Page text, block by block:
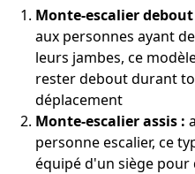
Monte-escalier debout
aux personnes ayant
leurs jambes, ce
rester debout durant
déplacement
Monte-escalier assis :
personne escalier, ce
équipé d'un siège